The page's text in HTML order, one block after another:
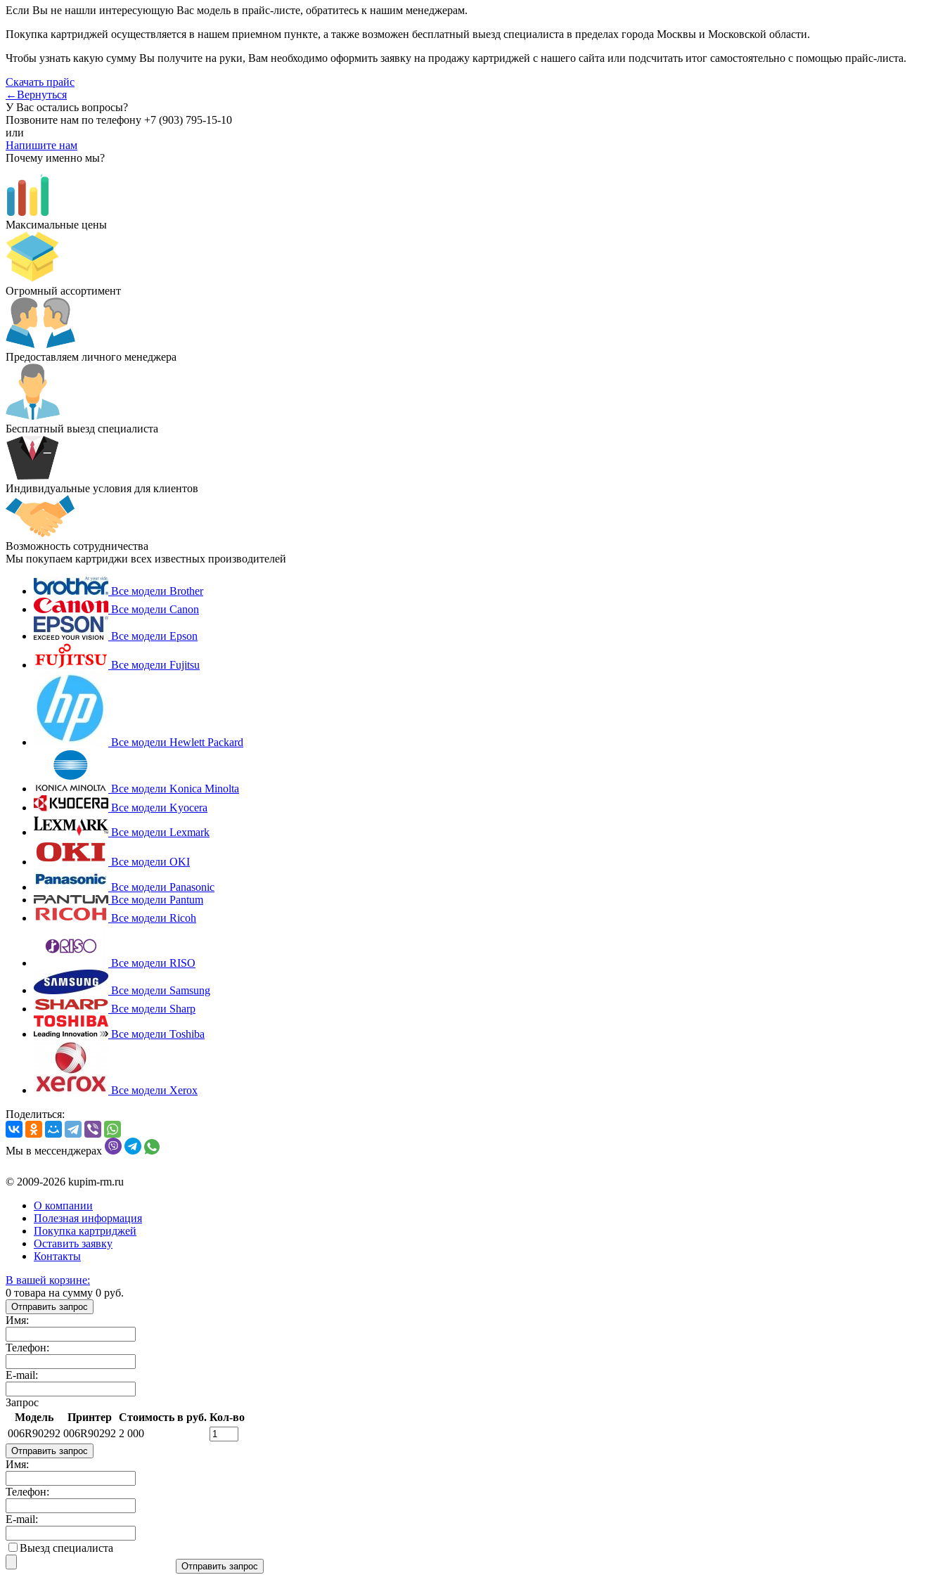
Если Вы не нашли интересующую Вас модель в прайс-листе, обратитесь к нашим менеджерам.
Покупка картриджей осуществляется в нашем приемном пункте, а также возможен бесплатный выезд специалиста в пределах города Москвы и Московской области.
Чтобы узнать какую сумму Вы получите на руки, Вам необходимо оформить заявку на продажу картриджей с нашего сайта или подсчитать итог самостоятельно с помощью прайс-листа.
Скачать прайс
←Вернуться
У Вас остались вопросы?
Позвоните нам по телефону +7 (903) 795-15-10
или
Напишите нам
Почему именно мы?
Максимальные цены
Огромный ассортимент
Предоставляем личного менеджера
Бесплатный выезд специалиста
Индивидуальные условия для клиентов
Возможность сотрудничества
Мы покупаем картриджи всех известных производителей
Все модели Brother
Все модели Canon
Все модели Epson
Все модели Fujitsu
Все модели Hewlett Packard
Все модели Konica Minolta
Все модели Kyocera
Все модели Lexmark
Все модели OKI
Все модели Panasonic
Все модели Pantum
Все модели Ricoh
Все модели RISO
Все модели Samsung
Все модели Sharp
Все модели Toshiba
Все модели Xerox
Поделиться:
Мы в мессенджерах
© 2009-2026 kupim-rm.ru
О компании
Полезная информация
Покупка картриджей
Оставить заявку
Контакты
В вашей корзине:
0 товара на сумму 0 руб.
Отправить запрос
Имя:
Телефон:
E-mail:
Запрос
Модель
Принтер Стоимость в руб. Кол-во
006R90292 006R90292 2 000
Отправить запрос
Имя:
Телефон:
E-mail:
Выезд специалиста
Отправить запрос